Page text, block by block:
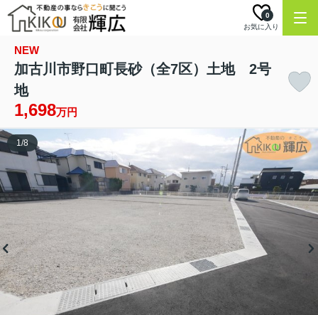
お気に入り
0
NEW
加古川市野口町長砂（全7区）土地 2号
地
1,698万円
1/8